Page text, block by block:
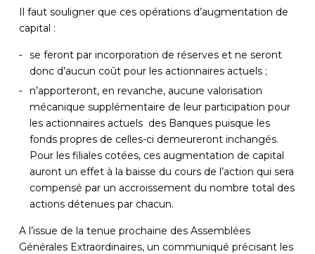
Il faut souligner que ces opérations d’augmentation de
capital :
se feront par incorporation de réserves et ne seront
donc d’aucun coût pour les actionnaires actuels ;
n’apporteront, en revanche, aucune valorisation
mécanique supplémentaire de leur participation pour
les actionnaires actuels des Banques puisque les
fonds propres de celles-ci demeureront inchangés.
Pour les filiales cotées, ces augmentation de capital
auront un effet à la baisse du cours de l’action qui sera
compensé par un accroissement du nombre total des
actions détenues par chacun.
A l’issue de la tenue prochaine des Assemblées
Générales Extraordinaires, un communiqué précisant les